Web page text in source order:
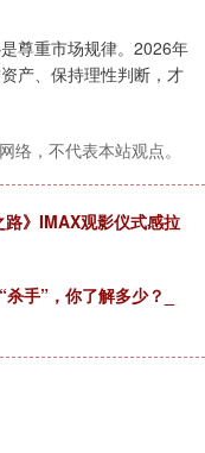
尊重市场规律。2026年
产、保持理性判断，才
络，不代表本站观点。
路》IMAX观影仪式感拉
手”，你了解多少？_